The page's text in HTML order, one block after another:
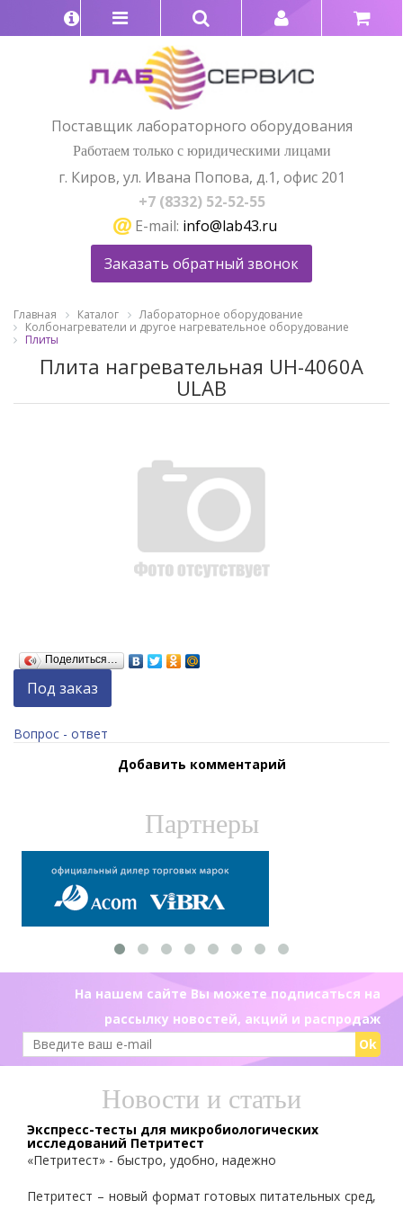
Поставщик лабораторного оборудования
Работаем только с юридическими лицами
г. Киров, ул. Ивана Попова, д.1, офис 201
+7 (8332) 52-52-55
E-mail: info@lab43.ru
Заказать обратный звонок
Главная Каталог
Лабораторное оборудование
Колбонагреватели и другое нагревательное оборудование
Плиты
Плита нагревательная UH-4060A
ULAB
Поделиться…
Под заказ
Вопрос - ответ
Добавить комментарий
Партнеры
На нашем сайте Вы можете подписаться на
рассылку новостей, акций и распродаж
Ok
Новости и статьи
Экспресс-тесты для микробиологических
исследований Петритест
«Петритест» - быстро, удобно, надежно
Петритест – новый формат готовых питательных сред,